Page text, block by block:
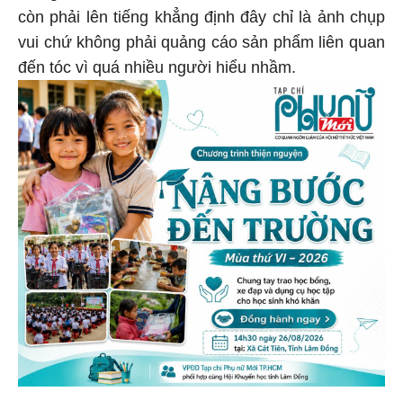
còn phải lên tiếng khẳng định đây chỉ là ảnh chụp
vui chứ không phải quảng cáo sản phẩm liên quan
đến tóc vì quá nhiều người hiểu nhầm.